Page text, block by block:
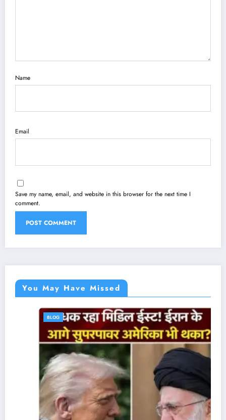
Name
Email
Save my name, email, and website in this browser for the next time I
comment.
You May Have Missed